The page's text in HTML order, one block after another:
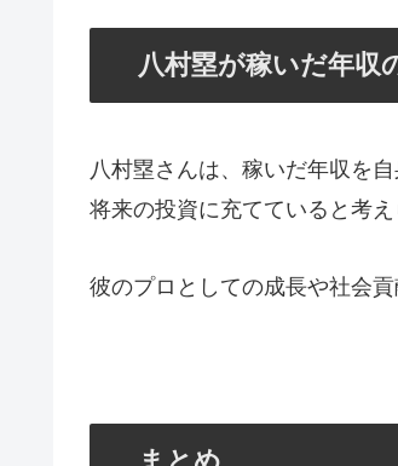
八村塁が稼いだ年収
八村塁さんは、稼いだ年収を
将来の投資に充てていると考え
彼のプロとしての成長や社会